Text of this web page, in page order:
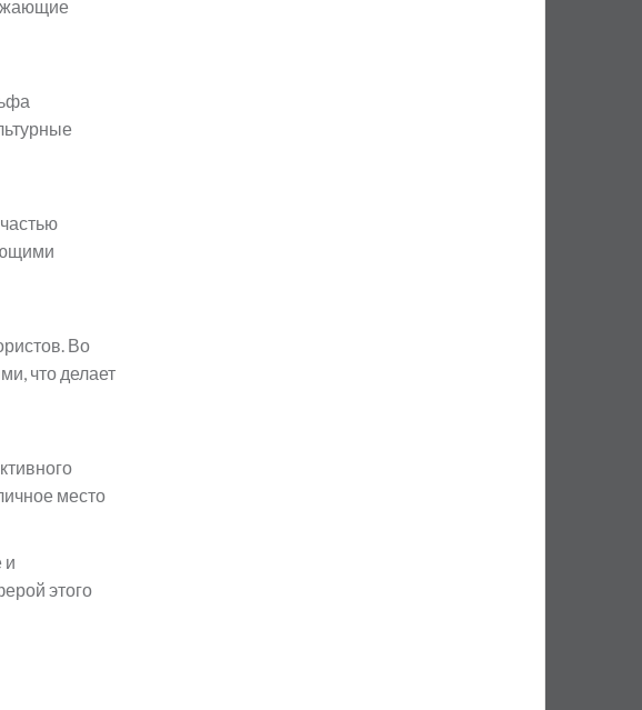
Во
что делает
место
и
этого